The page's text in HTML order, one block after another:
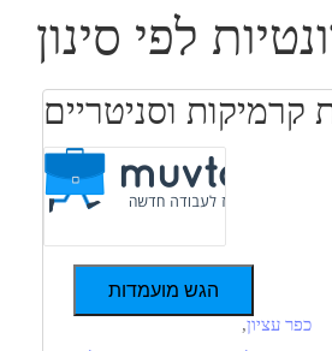
לפי סינון
וסניטריים
הגש מועמדות
כפר עציון,